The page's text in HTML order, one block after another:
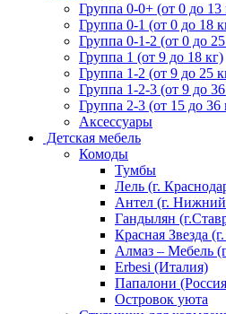
Группа 0-0+ (от 0 до 13
Группа 0-1 (от 0 до 18
Группа 0-1-2 (от 0 до
Группа 1 (от 9 до 18 кг)
Группа 1-2 (от 9 до 25
Группа 1-2-3 (от 9 до
Группа 2-3 (от 15 до 36
Аксессуары
Детская мебель
Комоды
Тумбы
Лель (г.
Антел (г.
Гандылян
Красная Звезда
Алмаз – Мебель
Erbesi (Италия)
Папалони
Островок уюта